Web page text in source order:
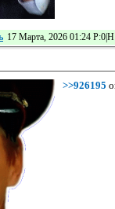
17 Марта, 2026 01:24
>>926195